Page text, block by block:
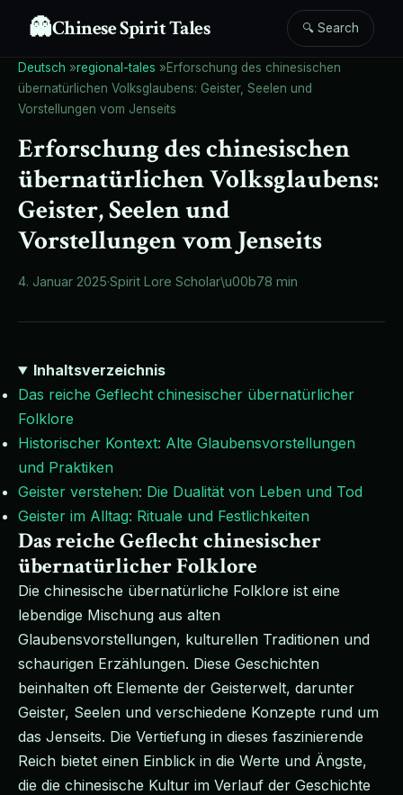
👻Chinese Spirit Tales 🔍 Search
Deutsch »regional-tales »Erforschung des chinesischen
übernatürlichen Volksglaubens: Geister, Seelen und
Vorstellungen vom Jenseits
Erforschung des chinesischen
übernatürlichen Volksglaubens:
Geister, Seelen und
Vorstellungen vom Jenseits
4. Januar 2025·Spirit Lore Scholar\u00b78 min
Inhaltsverzeichnis
Das reiche Geflecht chinesischer übernatürlicher
Folklore
Historischer Kontext: Alte Glaubensvorstellungen
und Praktiken
Geister verstehen: Die Dualität von Leben und Tod
Geister im Alltag: Rituale und Festlichkeiten
Das reiche Geflecht chinesischer
übernatürlicher Folklore
Die chinesische übernatürliche Folklore ist eine
lebendige Mischung aus alten
Glaubensvorstellungen, kulturellen Traditionen und
schaurigen Erzählungen. Diese Geschichten
beinhalten oft Elemente der Geisterwelt, darunter
Geister, Seelen und verschiedene Konzepte rund um
das Jenseits. Die Vertiefung in dieses faszinierende
Reich bietet einen Einblick in die Werte und Ängste,
die die chinesische Kultur im Verlauf der Geschichte